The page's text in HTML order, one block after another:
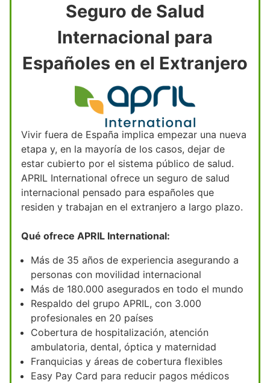
Seguro de Salud
Internacional para
Españoles en el Extranjero
Vivir fuera de España implica empezar una nueva
etapa y, en la mayoría de los casos, dejar de
estar cubierto por el sistema público de salud.
APRIL International ofrece un seguro de salud
internacional pensado para españoles que
residen y trabajan en el extranjero a largo plazo.
Qué ofrece APRIL International:
Más de 35 años de experiencia asegurando a
personas con movilidad internacional
Más de 180.000 asegurados en todo el mundo
Respaldo del grupo APRIL, con 3.000
profesionales en 20 países
Cobertura de hospitalización, atención
ambulatoria, dental, óptica y maternidad
Franquicias y áreas de cobertura flexibles
Easy Pay Card para reducir pagos médicos